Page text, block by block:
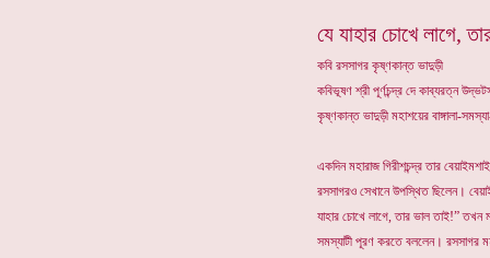
যে যাহার চোখে লাগে,
কবি রসসাগর কৃষ্ণকান্ত ভাদুড়ী
কবিভূষণ শ্রী পূর্ণচন্দ্র দে কাব্যরত্ন
কৃষ্ণকান্ত ভাদুড়ী মহাশয়ের বাঙ্গালা-
একদিন মহারাজ গিরীশচন্দ্র তার
রসসাগরও সেখানে উপস্থিত ছিলেন।
যাহার চোখে লাগে, তার ভাল তাই!”
সমস্যাটী পূরণ করতে বললেন। রসসাগর